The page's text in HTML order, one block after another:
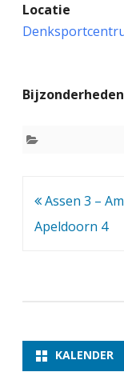
i
i
Locatie
Bijzonderheden
Bericht
navigatie
Assen 3 –
Apeldoorn 4
KALENDER